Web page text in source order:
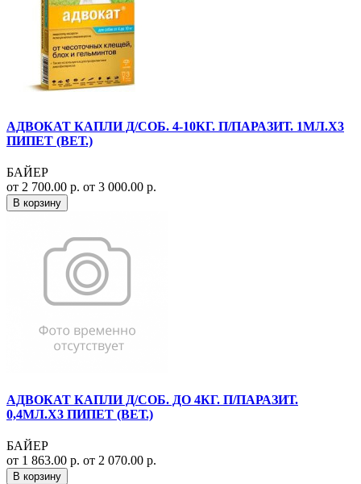
АДВОКАТ КАПЛИ Д/СОБ. 4-10КГ. П/ПАРАЗИТ. 1МЛ.Х3
ПИПЕТ (ВЕТ.)
БАЙЕР
от 2 700.00 р. от 3 000.00 р.
В корзину
АДВОКАТ КАПЛИ Д/СОБ. ДО 4КГ. П/ПАРАЗИТ.
0,4МЛ.Х3 ПИПЕТ (ВЕТ.)
БАЙЕР
от 1 863.00 р. от 2 070.00 р.
В корзину